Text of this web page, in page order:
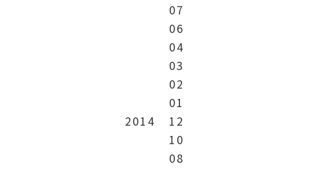
07
06
04
03
02
01
2014
12
10
08